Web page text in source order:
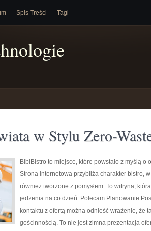
Spis Treści Tagi
w Stylu Zero-
BibiBistro to miejsce, które powstało z myślą
Strona internetowa przybliża charakter bistro,
również tworzone z pomysłem. To witryna,
jedzenia na co dzień. Polecam Planowanie
kontaktu z ofertą można odnieść wrażenie, że
gościnnością. To nie jest zimna prezentacja